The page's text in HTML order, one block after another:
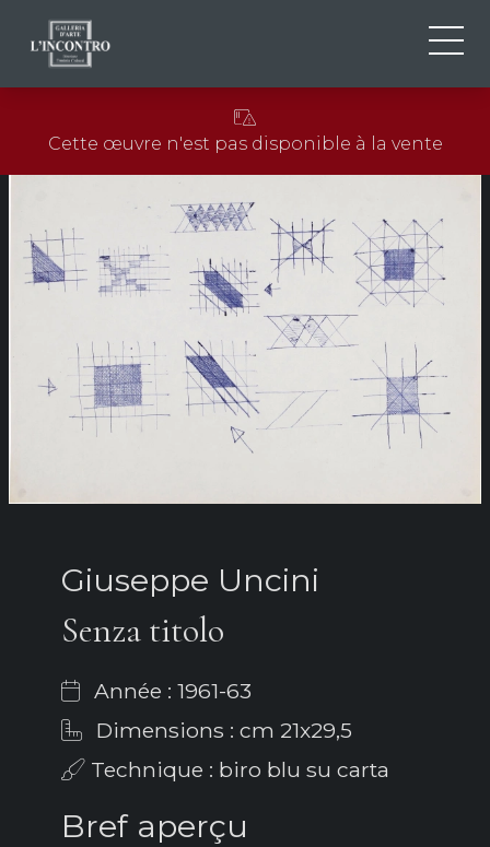
EN
FR
NEWS ED EVENTS
EXPOSITIONS
CONTACTS
Cette œuvre n'est pas disponible à la vente
Giuseppe Uncini
Senza titolo
Année : 1961-63
Dimensions : cm 21x29,5
Technique : biro blu su carta
Bref aperçu